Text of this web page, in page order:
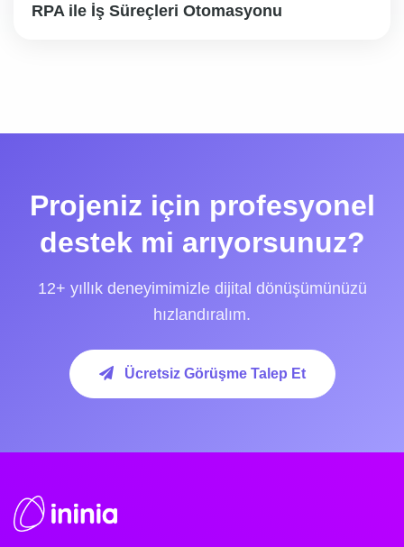
RPA ile İş Süreçleri Otomasyonu
Projeniz için profesyonel
destek mi arıyorsunuz?
12+ yıllık deneyimimizle dijital dönüşümünüzü
hızlandıralım.
Ücretsiz Görüşme Talep Et